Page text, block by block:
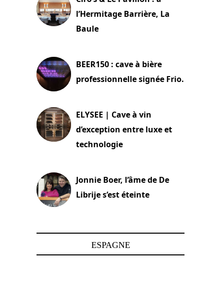
l’Hermitage Barrière, La
Baule
BEER150 : cave à bière
professionnelle signée Frio.
ELYSEE | Cave à vin
d’exception entre luxe et
technologie
Jonnie Boer, l’âme de De
Librije s’est éteinte
ESPAGNE